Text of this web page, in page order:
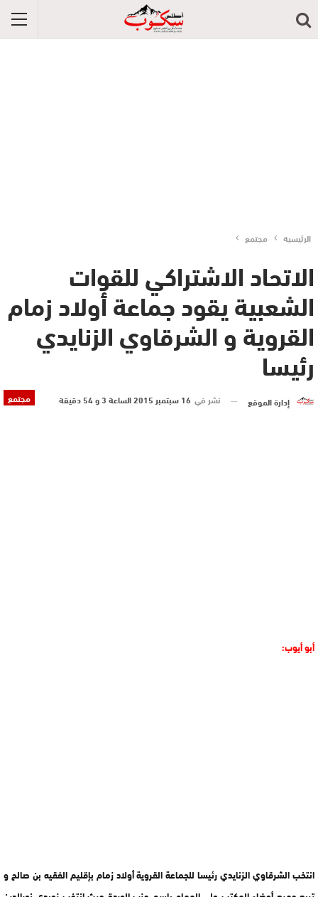
الرئيسية مجتمع
الاتحاد الاشتراكي للقوات
الشعبية يقود جماعة أولاد زمام
القروية و الشرقاوي الزنايدي
رئيسا
مجتمع إدارة الموقع نشر في 16 سبتمبر 2015 الساعة 3 و 54 دقيقة
أبو أيوب:
انتخب الشرقاوي الزنايدي رئيسا للجماعة القروية أولاد زمام بإقليم الفقيه بن صالح و